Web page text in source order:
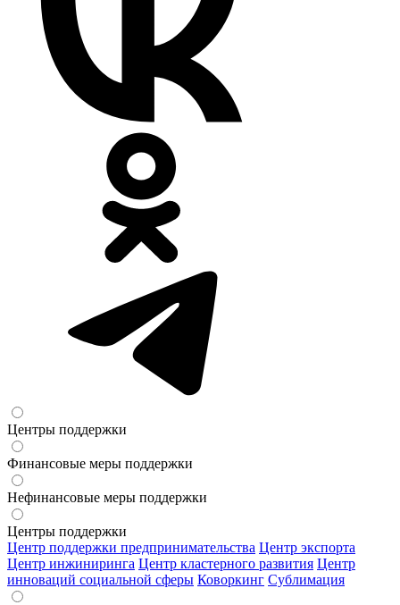
Центры поддержки
Финансовые меры поддержки
Нефинансовые меры поддержки
Центры поддержки
Центр поддержки предпринимательства Центр экспорта
Центр инжиниринга Центр кластерного развития Центр
инноваций социальной сферы Коворкинг Сублимация